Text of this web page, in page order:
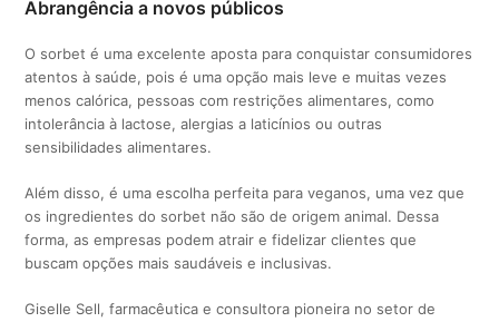
Abrangência a novos públicos
O sorbet é uma excelente aposta para conquistar consumidores
atentos à saúde, pois é uma opção mais leve e muitas vezes
menos calórica, pessoas com restrições alimentares, como
intolerância à lactose, alergias a laticínios ou outras
sensibilidades alimentares.
Além disso, é uma escolha perfeita para veganos, uma vez que
os ingredientes do sorbet não são de origem animal. Dessa
forma, as empresas podem atrair e fidelizar clientes que
buscam opções mais saudáveis e inclusivas.
Giselle Sell, farmacêutica e consultora pioneira no setor de